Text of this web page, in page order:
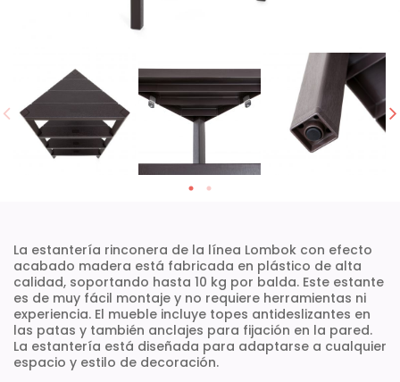
La estantería rinconera de la línea Lombok con efecto
acabado madera está fabricada en plástico de alta
calidad, soportando hasta 10 kg por balda. Este estante
es de muy fácil montaje y no requiere herramientas ni
experiencia. El mueble incluye topes antideslizantes en
las patas y también anclajes para fijación en la pared.
La estantería está diseñada para adaptarse a cualquier
espacio y estilo de decoración.